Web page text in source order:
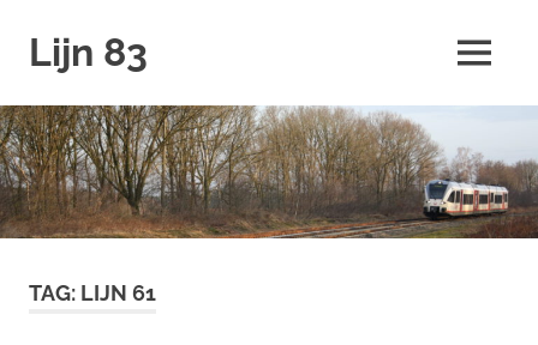
naar
inhoud
Lijn 83 MENU
TAG: LIJN 61